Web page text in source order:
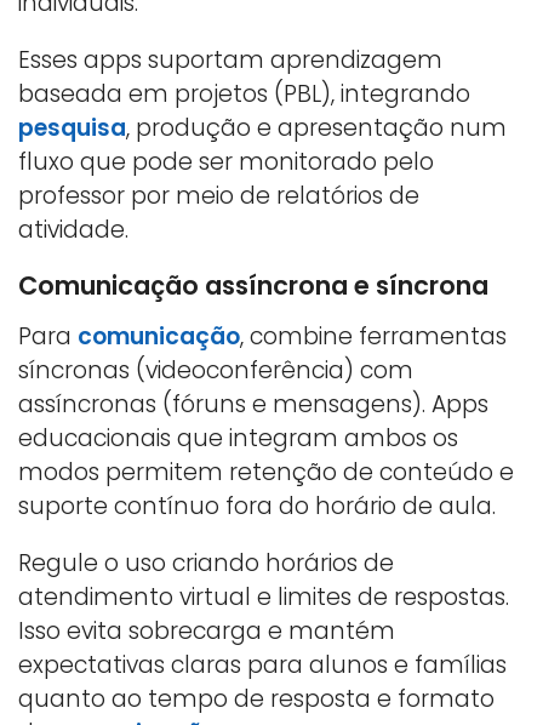
Esses apps suportam aprendizagem
baseada em projetos (PBL), integrando
pesquisa, produção e apresentação num
fluxo que pode ser monitorado pelo
professor por meio de relatórios de
atividade.
Comunicação assíncrona e síncrona
Para comunicação, combine ferramentas
síncronas (videoconferência) com
assíncronas (fóruns e mensagens). Apps
educacionais que integram ambos os
modos permitem retenção de conteúdo e
suporte contínuo fora do horário de aula.
Regule o uso criando horários de
atendimento virtual e limites de respostas.
Isso evita sobrecarga e mantém
expectativas claras para alunos e famílias
quanto ao tempo de resposta e formato